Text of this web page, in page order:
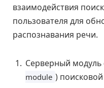
взаимодействия
пользователя для
распознавания речи.
Серверный модуль
module )